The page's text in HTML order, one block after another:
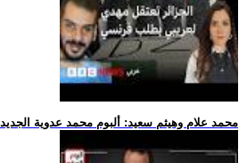
.. محمد علام وهيثم سعيد: ألبوم محمد عدوية الجديد